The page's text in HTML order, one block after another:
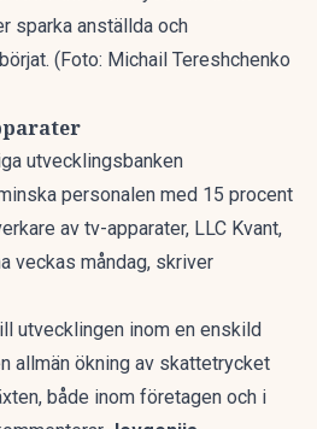
sparka anställda och
(Foto: Michail Tereshchenko
utvecklingsbanken
personalen med 15 procent
av tv-apparater, LLC Kvant,
veckas måndag, skriver
utvecklingen inom en enskild
allmän ökning av skattetrycket
både inom företagen och i